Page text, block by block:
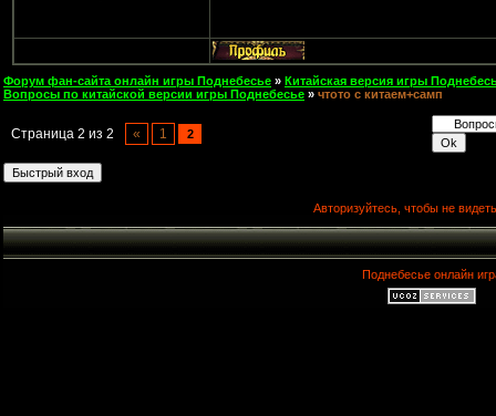
Форум фан-сайта онлайн игры Поднебесье » Китайская версия игры
Вопросы по китайской версии игры Поднебесье » чтото с китаем+самп
Страница 2 из 2 « 1 2
Авторизуйтесь, чтобы не
Поднебесье онлайн